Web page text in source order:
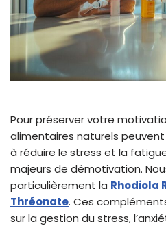
Pour préserver votre
alimentaires naturels
à réduire le stress et la
majeurs de démotivation.
particulièrement la Rhodiola
Thréonate. Ces
sur la gestion du stress,